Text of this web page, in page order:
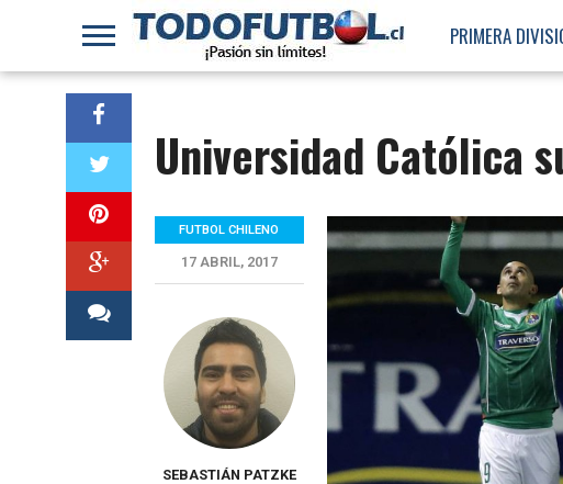
PRIMERA
Universidad Católica
FUTBOL CHILENO
17 ABRIL, 2017
SEBASTIÁN PATZKE